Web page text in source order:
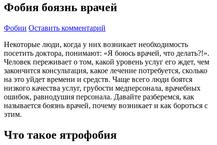
Фобия боязнь врачей
Фобии Оставить комментарий
Некоторые люди, когда у них возникает необходимость
посетить доктора, понимают: «Я боюсь врачей, что делать?!».
Человек переживает о том, какой уровень услуг его ждет, чем
закончится консультация, какое лечение потребуется, сколько
на это уйдет времени и средств. Чаще всего люди боятся
низкого качества услуг, грубости медперсонала, врачебных
ошибок, равнодушия персонала. Давайте разберемся, как
называется боязнь врачей, почему возникает и как бороться с
этим.
Что такое ятрофобия